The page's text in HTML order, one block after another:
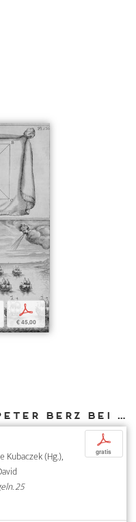
p
€ 45,00
Weitere Texte von Peter Berz bei DIAPHANES
Kubaczek (Hg.),
25
p
gratis